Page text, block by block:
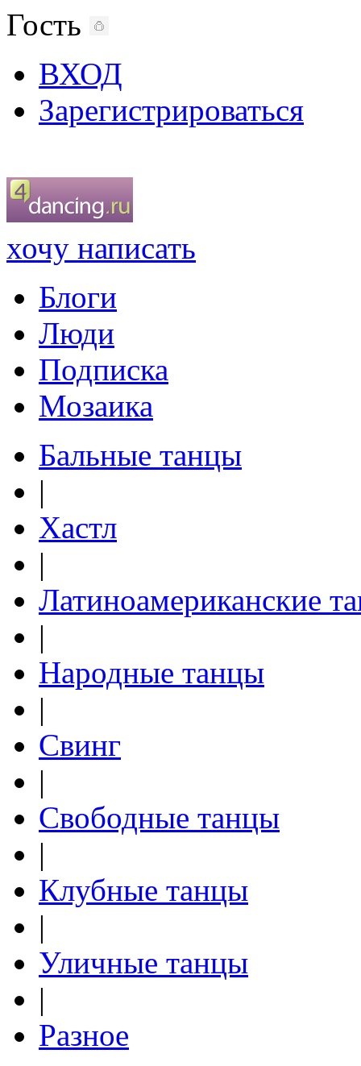
Гость
ВХОД
Зарегистрироваться
хочу написать
Блоги
Люди
Подписка
Мозаика
Бальные танцы
|
Хастл
|
Латиноамериканские
|
Народные танцы
|
Свинг
|
Свободные танцы
|
Клубные танцы
|
Уличные танцы
|
Разное